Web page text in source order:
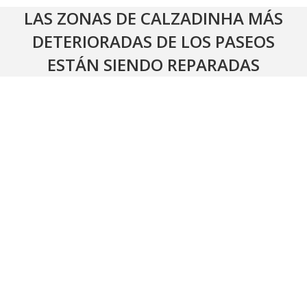
LAS ZONAS DE CALZADINHA MÁS
DETERIORADAS DE LOS PASEOS
ESTÁN SIENDO REPARADAS